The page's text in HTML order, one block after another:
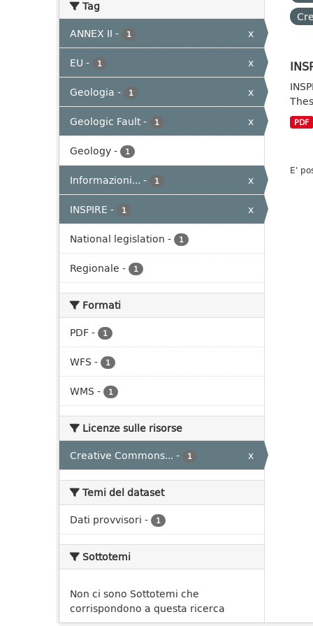
Tag
ANNEX II - 1
x
EU - 1
x
Geologia - 1
x
Geologic Fault- 1
x
Geology- 1
Informazioni... - 1
x
INSPIRE - 1
x
National legislation - 1
Regionale - 1
Formati
PDF- 1
WFS - 1
WMS - 1
Licenze sulle risorse
Creative Commons... - 1 x
Temi del dataset
Dati provvisori - 1
Sottotemi
Non ci sono Sottotemi che
corrispondono a questa ricerca
PDF
E'